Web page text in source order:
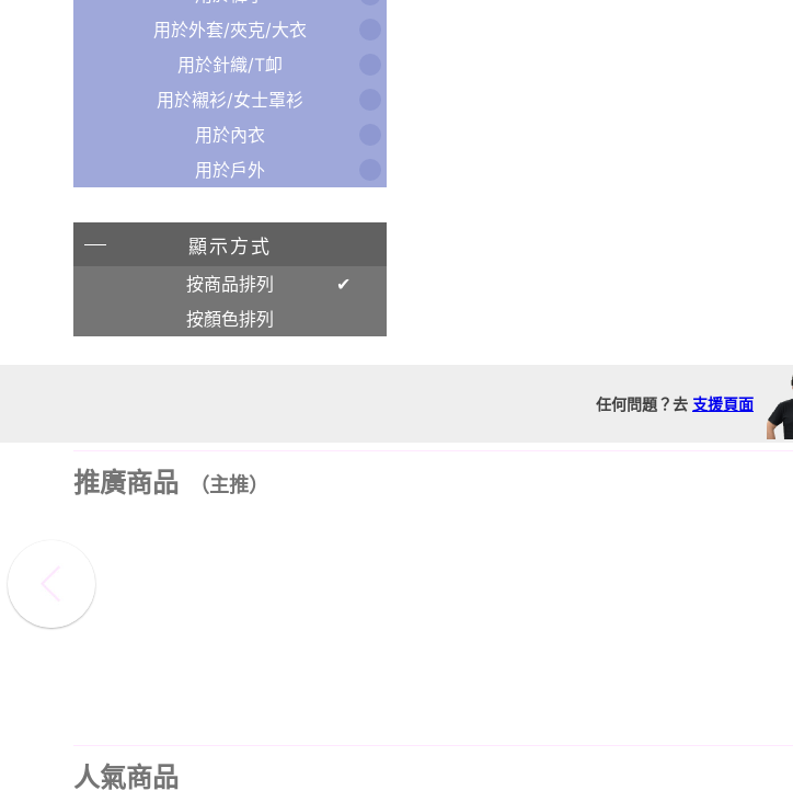
用於外套/夾克/大衣
用於針織/T卹
用於襯衫/女士罩衫
用於內衣
用於戶外
顯示方式
按商品排列
按顏色排列
任何問題？去 支援頁面
推廣商品 （主推）
人氣商品